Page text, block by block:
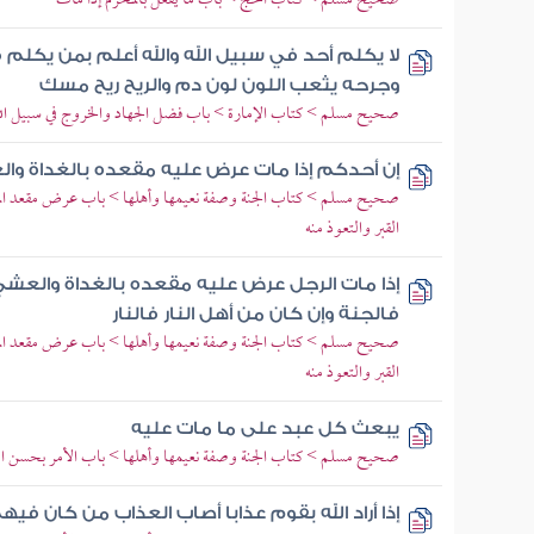
لا يكلم أحد في سبيل الله والله أعلم بمن يكلم
وجرحه يثعب اللون لون دم والريح ريح مسك
صحيح مسلم > كتاب الإمارة > باب فضل الجهاد والخروج في سبيل
إن أحدكم إذا مات عرض عليه مقعده بالغداة
صحيح مسلم > كتاب الجنة وصفة نعيمها وأهلها > باب عرض مقعد
القبر والتعوذ منه
إذا مات الرجل عرض عليه مقعده بالغداة
فالجنة وإن كان من أهل النار فالنار
صحيح مسلم > كتاب الجنة وصفة نعيمها وأهلها > باب عرض مقعد
القبر والتعوذ منه
يبعث كل عبد على ما مات عليه
صحيح مسلم > كتاب الجنة وصفة نعيمها وأهلها > باب الأمر بحسن
إذا أراد الله بقوم عذابا أصاب العذاب من كان